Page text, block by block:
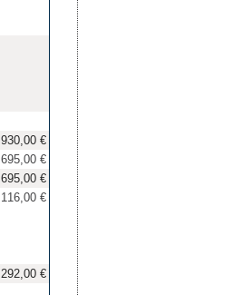
930,00 €
695,00 €
695,00 €
116,00 €
292,00 €